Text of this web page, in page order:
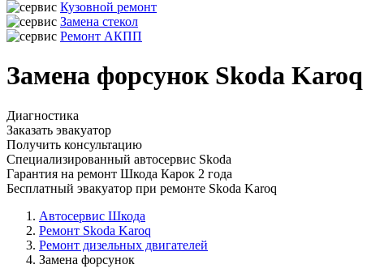
Кузовной ремонт
Замена стекол
Ремонт АКПП
Замена форсунок Skoda
Диагностика
Заказать эвакуатор
Получить консультацию
Специализированный автосервис Skoda
Гарантия на ремонт Шкода Карок 2 года
Бесплатный эвакуатор при ремонте Skoda Karoq
Автосервис Шкода
Ремонт Skoda Karoq
Ремонт дизельных двигателей
Замена форсунок